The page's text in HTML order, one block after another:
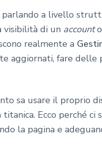
a livello
visibilità di un account
realmente a
aggiornati, fare
sa usare il proprio
titanica. Ecco perché
la pagina e